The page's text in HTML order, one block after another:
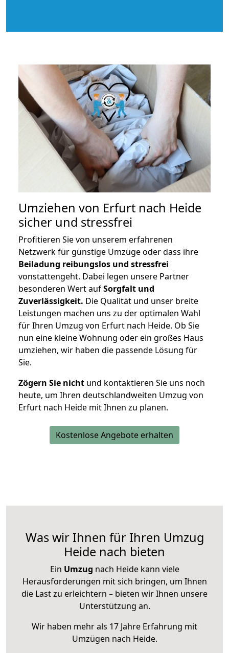
Umziehen von Erfurt nach Heide
sicher und stressfrei
Profitieren Sie von unserem erfahrenen
Netzwerk für günstige Umzüge oder dass ihre
Beiladung reibungslos und stressfrei
vonstattengeht. Dabei legen unsere Partner
besonderen Wert aufSorgfalt und
Zuverlässigkeit. Die Qualität und unser breite
Leistungen machen uns zu der optimalen Wahl
für Ihren Umzug von Erfurt nach Heide. Ob Sie
nun eine kleine Wohnung oder ein großes Haus
umziehen, wir haben die passende Lösung für
Sie.
Zögern Sie nicht und kontaktieren Sie uns noch
heute, um Ihren deutschlandweiten Umzug von
Erfurt nach Heide mit Ihnen zu planen.
Kostenlose Angebote erhalten
Was wir Ihnen für Ihren Umzug
Heide nach bieten
Ein Umzug nach Heide kann viele
Herausforderungen mit sich bringen, um Ihnen
die Last zu erleichtern – bieten wir Ihnen unsere
Unterstützung an.
Wir haben mehr als 17 Jahre Erfahrung mit
Umzügen nach Heide.